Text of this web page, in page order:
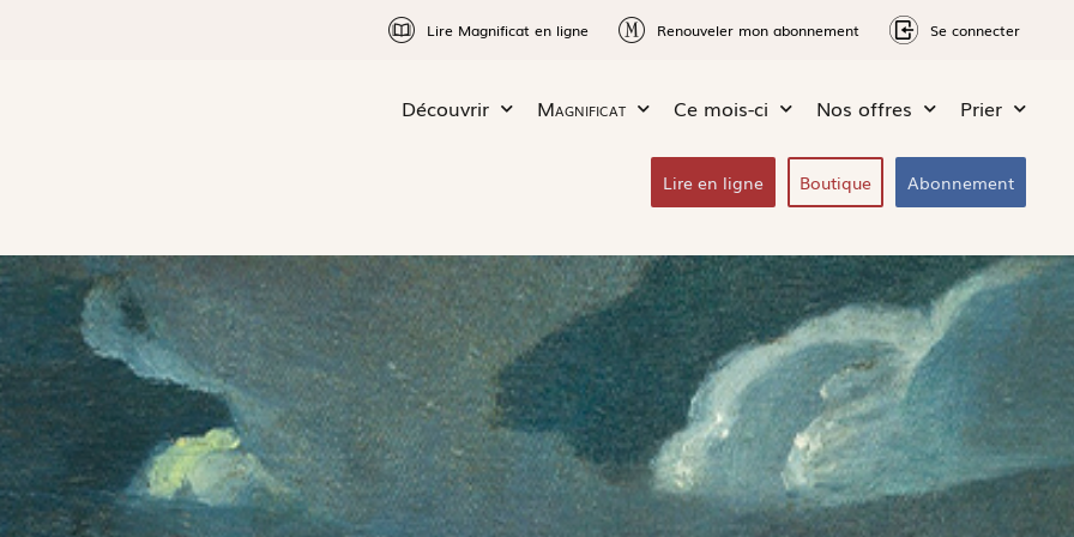
Lire Magnificat en ligne Renouveler mon abonnement Se connecter
Découvrir Magnificat Ce mois-ci Nos offres Prier
Lire en ligne Boutique Abonnement